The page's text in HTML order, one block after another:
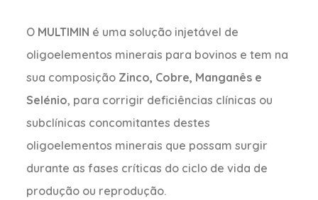
O MULTIMIN é uma solução injetável de
oligoelementos minerais para bovinos e tem na
sua composição Zinco, Cobre, Manganês e
Selénio, para corrigir deficiências clínicas ou
subclínicas concomitantes destes
oligoelementos minerais que possam surgir
durante as fases críticas do ciclo de vida de
produção ou reprodução.